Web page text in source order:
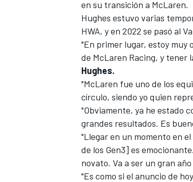
en su transición a McLaren.
Hughes estuvo varias
HWA, y en 2022 se pasó al
"En primer lugar, estoy muy
de McLaren Racing, y tener
Hughes.
"McLaren fue uno de los
círculo, siendo yo quien
"Obviamente, ya he estado
grandes resultados. Es
"Llegar en un momento en
de los Gen3] es
novato. Va a ser un gran
"Es como si el anuncio de